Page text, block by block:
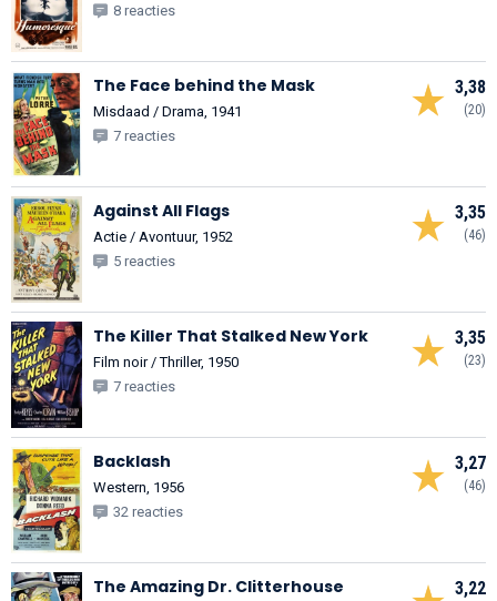
8 reacties
3,38
(20)
The Face behind the Mask
Misdaad / Drama, 1941
7 reacties
3,35
(46)
Against All Flags
Actie / Avontuur, 1952
5 reacties
3,35
(23)
The Killer That Stalked New York
Film noir / Thriller, 1950
7 reacties
3,27
(46)
Backlash
Western, 1956
32 reacties
3,22
The Amazing Dr. Clitterhouse